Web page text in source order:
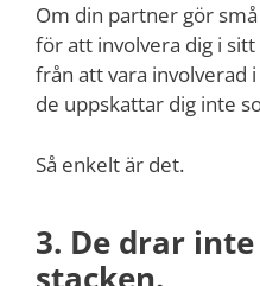
Om din partner gör
för att involvera dig i
från att vara involverad
de uppskattar dig inte
Så enkelt är det.
3. De drar
stacken.